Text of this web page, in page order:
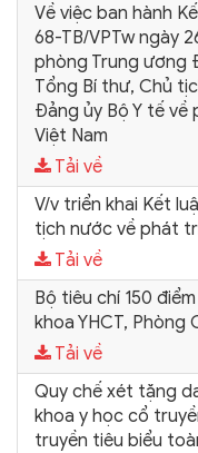
Về việc ban hành
68-TB/VPTw ngày
phòng Trung ương
Tổng Bí thư, Chủ
Đảng ủy Bộ Y tế về
Việt Nam
Tải về
V/v triển khai Kết
tịch nước về phát
Tải về
Bộ tiêu chí 150
khoa YHCT, Phòng
Tải về
Quy chế xét tặng
khoa y học cổ
truyền tiêu biểu